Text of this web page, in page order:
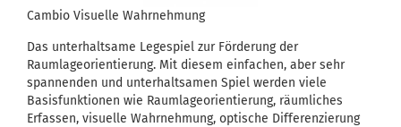
Cambio Visuelle Wahrnehmung
Das unterhaltsame Legespiel zur Förderung der
Raumlageorientierung. Mit diesem einfachen, aber sehr
spannenden und unterhaltsamen Spiel werden viele
Basisfunktionen wie Raumlageorientierung, räumliches
Erfassen, visuelle Wahrnehmung, optische Differenzierung